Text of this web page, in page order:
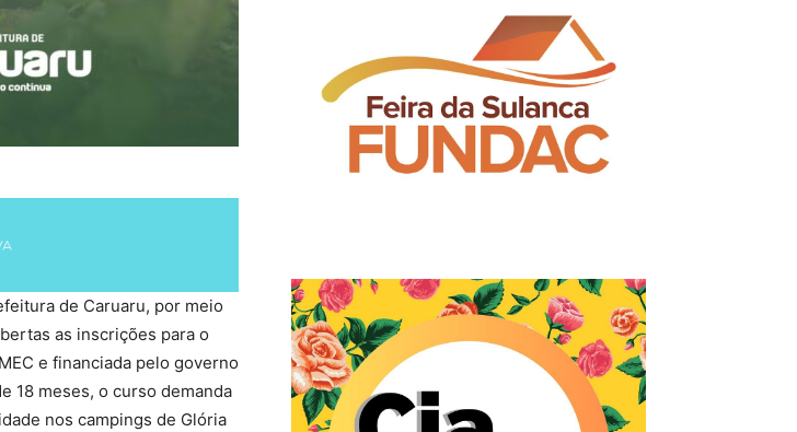
de Caruaru, por meio
as inscrições para o
e financiada pelo governo
18 meses, o curso demanda
nos campings de Glória